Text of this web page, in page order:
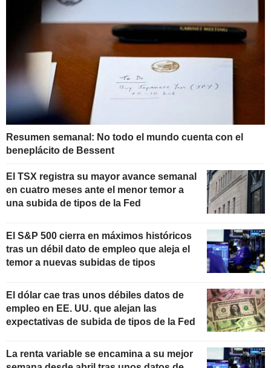
Resumen semanal: No todo el mundo cuenta con el
beneplácito de Bessent
El TSX registra su mayor avance semanal
en cuatro meses ante el menor temor a
una subida de tipos de la Fed
El S&P 500 cierra en máximos históricos
tras un débil dato de empleo que aleja el
temor a nuevas subidas de tipos
El dólar cae tras unos débiles datos de
empleo en EE. UU. que alejan las
expectativas de subida de tipos de la Fed
La renta variable se encamina a su mejor